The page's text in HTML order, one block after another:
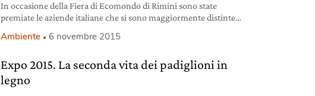
In occasione della Fiera di Ecomondo di Rimini sono state
premiate le aziende italiane che si sono maggiormente distinte
Ambiente 6 novembre 2015
Expo 2015. La seconda vita dei padiglioni in
legno